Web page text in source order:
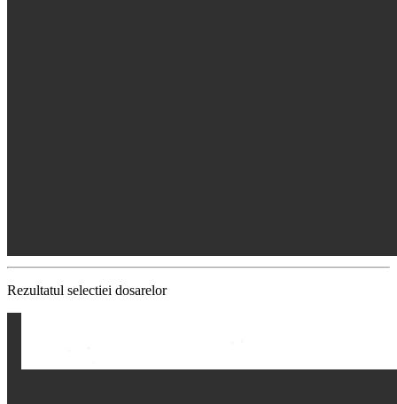
Rezultatul selectiei dosarelor